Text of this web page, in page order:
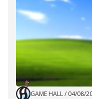
GAME HALL/ 04/08/